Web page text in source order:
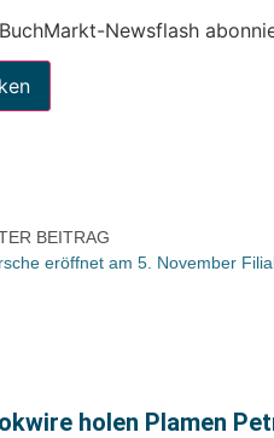
Newsflash
BEITRAG
eröffnet am 5. November
holen Plamen